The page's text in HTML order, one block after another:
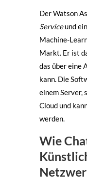
Der Watson
Serviceund
Machine-
Markt. Er ist
das über eine
kann. Die
einem Server,
Cloud und
werden.
Wie